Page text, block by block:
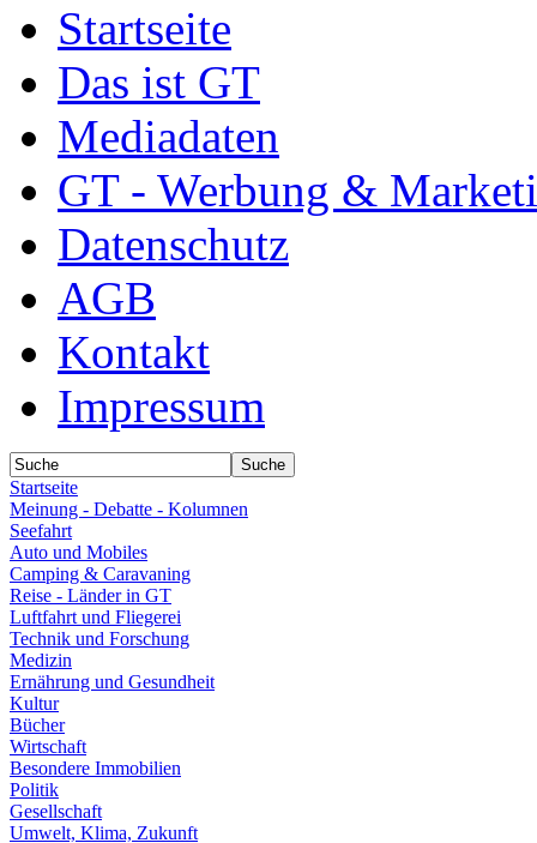
Startseite
Das ist GT
Mediadaten
GT - Werbung &
Datenschutz
AGB
Kontakt
Impressum
Startseite
Meinung - Debatte - Kolumnen
Seefahrt
Auto und Mobiles
Camping & Caravaning
Reise - Länder in GT
Luftfahrt und Fliegerei
Technik und Forschung
Medizin
Ernährung und Gesundheit
Kultur
Bücher
Wirtschaft
Besondere Immobilien
Politik
Gesellschaft
Umwelt, Klima, Zukunft